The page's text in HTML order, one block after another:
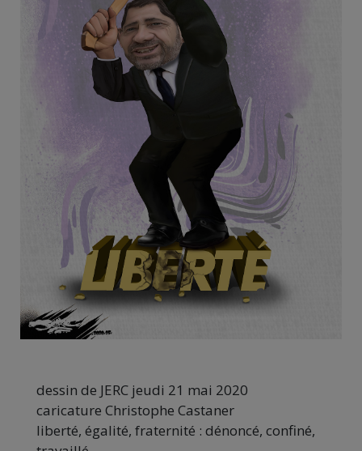
dessin de JERC jeudi 21 mai 2020
caricature Christophe Castaner
liberté, égalité, fraternité : dénoncé, confiné,